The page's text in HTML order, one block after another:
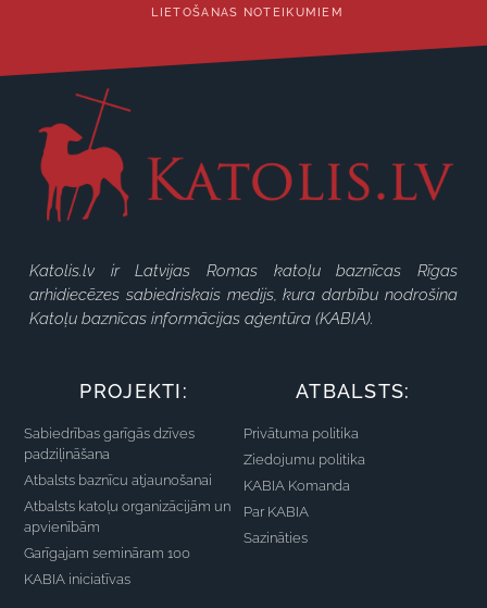
LIETOŠANAS NOTEIKUMIEM
Katolis.lv ir Latvijas Romas katoļu baznīcas Rīgas
arhidiecēzes sabiedriskais medijs, kura darbību nodrošina
Katoļu baznīcas informācijas aģentūra (KABIA).
PROJEKTI:
Sabiedrības garīgās dzīves
padziļināšana
Atbalsts baznīcu atjaunošanai
Atbalsts katoļu organizācijām un
apvienībām
Garīgajam semināram 100
KABIA iniciatīvas
ATBALSTS:
Privātuma politika
Ziedojumu politika
KABIA Komanda
Par KABIA
Sazināties